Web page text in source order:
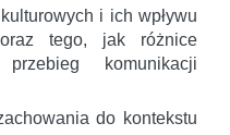
i ich wpływu
tego, jak różnice
komunikacji
do kontekstu